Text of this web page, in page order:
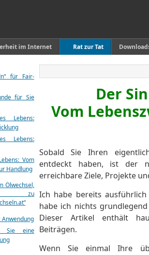
im Internet Rat zur Tat
Der
Vom
Sobald Sie Ihren
entdeckt haben, ist der
erreichbare Ziele, Projekte
Ich habe bereits
habe ich nichts
Dieser Artikel enthält
Beiträgen.
Wenn Sie einmal Ihre
für Fair-
für Sie
Lebens:
Lebens:
Vom
Handlung
Anwendung
Sie eine